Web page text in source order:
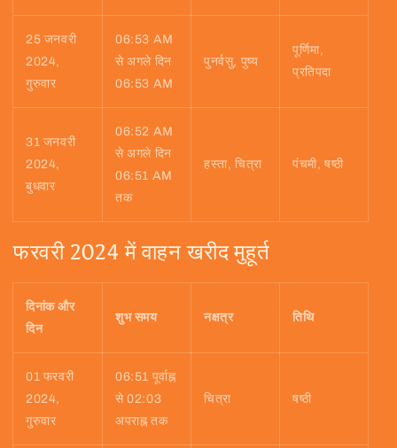
25 जनवरी
2024,
गुरुवार
06:53 AM
से अगले दिन
06:53 AM
पुनर्वसु, पुष्य
पूर्णिमा,
प्रतिपदा
31 जनवरी
2024,
बुधवार
06:52 AM
से अगले दिन
06:51 AM
तक
हस्ता, चित्रा पंचमी, षष्ठी
फरवरी 2024 में वाहन खरीद मुहूर्त
दिनांक और
दिन
शुभ समय नक्षत्र तिथि
01 फरवरी
2024,
गुरुवार
06:51 पूर्वाह्न
से 02:03
अपराह्न तक
चित्रा षष्ठी